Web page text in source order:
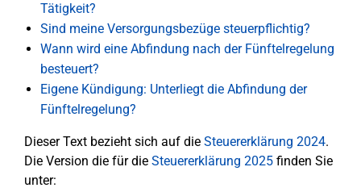
Tätigkeit?
Sind meine Versorgungsbezüge steuerpflichtig?
Wann wird eine Abfindung nach der Fünftelregelung
besteuert?
Eigene Kündigung: Unterliegt die Abfindung der
Fünftelregelung?
Dieser Text bezieht sich auf die Steuererklärung 2024.
Die Version die für die Steuererklärung 2025 finden Sie
unter: